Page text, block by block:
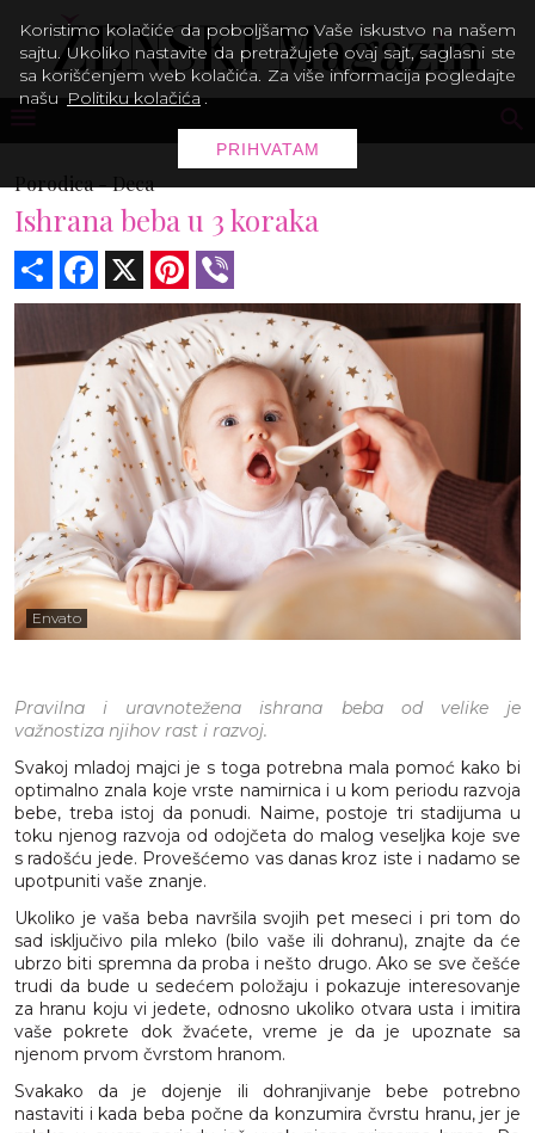
Porodica -Deca
Ishrana beba u 3 koraka
Share Facebook Pinterest
Envato
Pravilna i uravnotežena ishrana beba od velike je
važnostiza njihov rast i razvoj.
Svakoj mladoj majci je s toga potrebna mala pomoć kako bi
optimalno znala koje vrste namirnica i u kom periodu razvoja
bebe, treba istoj da ponudi. Naime, postoje tri stadijuma u
toku njenog razvoja od odojčeta do malog veseljka koje sve
s radošću jede. Provešćemo vas danas kroz iste i nadamo se
upotpuniti vaše znanje.
Ukoliko je vaša beba navršila svojih pet meseci i pri tom do
sad isključivo pila mleko (bilo vaše ili dohranu), znajte da će
ubrzo biti spremna da proba i nešto drugo. Ako se sve češće
trudi da bude u sedećem položaju i pokazuje interesovanje
za hranu koju vi jedete, odnosno ukoliko otvara usta i imitira
vaše pokrete dok žvaćete, vreme je da je upoznate sa
njenom prvom čvrstom hranom.
Svakako da je dojenje ili dohranjivanje bebe potrebno
nastaviti i kada beba počne da konzumira čvrstu hranu, jer je
Koristimo kolačiće da poboljšamo Vaše iskustvo na našem
sajtu. Ukoliko nastavite da pretražujete ovaj sajt, saglasni ste
sa korišćenjem web kolačića. Za više informacija pogledajte
našu Politiku kolačića .
PRIHVATAM